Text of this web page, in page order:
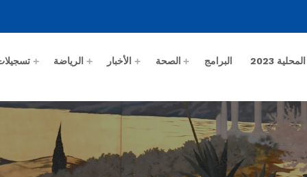
2023 البرامج الصحة الأخبار الرياضة